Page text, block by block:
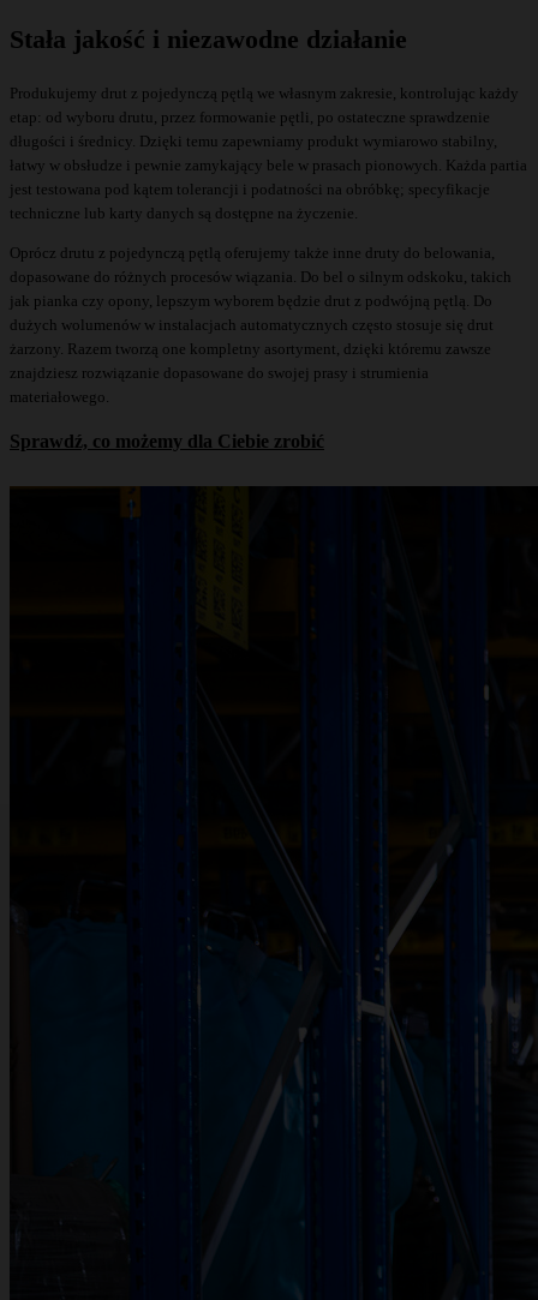
Stała jakość i niezawodne działanie
Produkujemy drut z pojedynczą pętlą we własnym zakresie, kontrolując każdy
etap: od wyboru drutu, przez formowanie pętli, po ostateczne sprawdzenie
długości i średnicy. Dzięki temu zapewniamy produkt wymiarowo stabilny,
łatwy w obsłudze i pewnie zamykający bele w prasach pionowych. Każda partia
jest testowana pod kątem tolerancji i podatności na obróbkę; specyfikacje
techniczne lub karty danych są dostępne na życzenie.
Oprócz drutu z pojedynczą pętlą oferujemy także inne druty do belowania,
dopasowane do różnych procesów wiązania. Do bel o silnym odskoku, takich
jak pianka czy opony, lepszym wyborem będzie drut z podwójną pętlą. Do
dużych wolumenów w instalacjach automatycznych często stosuje się drut
żarzony. Razem tworzą one kompletny asortyment, dzięki któremu zawsze
znajdziesz rozwiązanie dopasowane do swojej prasy i strumienia
materiałowego.
Sprawdź, co możemy dla Ciebie zrobić